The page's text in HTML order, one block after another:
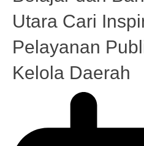
Utara Cari
Pelayanan
Kelola Daerah